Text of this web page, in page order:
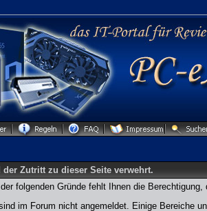
der Zutritt zu dieser Seite verwehrt.
folgenden Gründe fehlt Ihnen die
im Forum nicht angemeldet. Einige Bereiche